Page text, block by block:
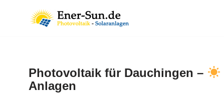
Photovoltaik für Dauchingen –
Anlagen